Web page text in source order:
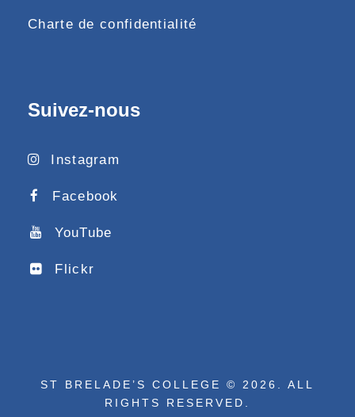
Charte de confidentialité
Suivez-nous
Instagram
Facebook
YouTube
Flickr
ST BRELADE’S COLLEGE © 2026. ALL
RIGHTS RESERVED.